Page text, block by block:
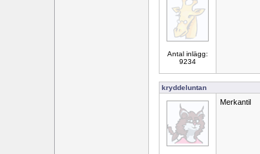
Antal inlägg:
9234
kryddeluntan
Merkantil